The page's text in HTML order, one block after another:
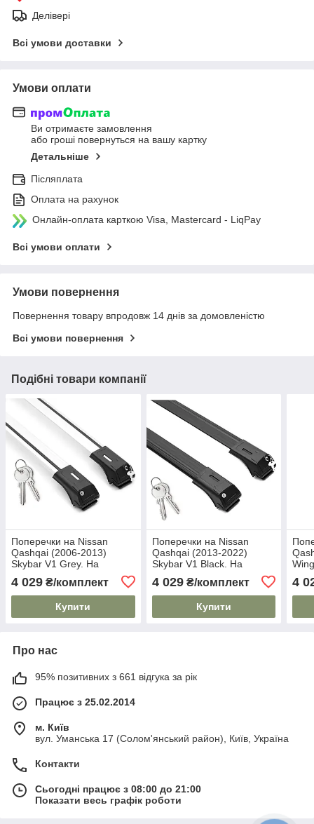
Делівері
Всі умови доставки
Умови оплати
Ви отримаєте замовлення
або гроші повернуться на вашу картку
Детальніше
Післяплата
Оплата на рахунок
Онлайн-оплата карткою Visa, Mastercard - LiqPay
Всі умови оплати
Умови повернення
Повернення товару впродовж 14 днів за домовленістю
Всі умови повернення
Подібні товари компанії
Поперечки на Nissan
Qashqai (2006-2013)
Skybar V1 Grey. На
Замок на ключах. Сірі
4 029 ₴/комплект
Купити
Поперечки на Nissan
Qashqai (2013-2022)
Skybar V1 Black. На
Замок на ключах. Чорні
4 029₴/комплект
Купити
4
Про нас
95% позитивних з 661 відгука за рік
Працює з 25.02.2014
м. Київ
вул. Уманська 17 (Солом'янський район), Київ, Україна
Контакти
Сьогодні працює з 08:00 до 21:00
Показати весь графік роботи